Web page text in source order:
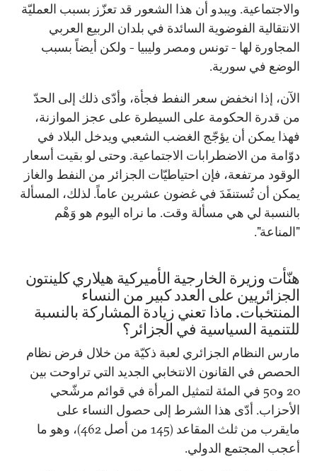
والاجتماعية. ويبدو أن هذا الشعور قد تعزّز بسبب العمليّة
الانتقالية الفوضوية السائدة في بلدان الربيع العربي
المجاورة لها - تونس ومصر وليبيا - ولكن أيضاً بسبب
الوضع في سورية.
الآن، إذا انخفض سعر النفط فجأة، وأدّى ذلك إلى الحدّ
من قدرة الحكومة على السيطرة على عجز الموازنة،
فهذا يمكن أن يؤجّج الغضب الشعبي ويدخل البلاد في
دوّامة من الاضطرابات الاجتماعية. وحتى لو بقيت أسعار
الوقود مرتفعة، فإن احتياطيّات الجزائر من النفط والغاز
يمكن أن تُستنفَدَ في غضون عشرين عاماً. لذلك، المسألة
بالنسبة لي هي مسألة وقت. ما نراه اليوم هو وَهْم
"المناعة".
هنّأت وزيرة الخارجية الأميركية هيلاري كلينتون
الجزائريين على العدد كبير من النساء
المنتخبات. ماذا تعني زيادة المشاركة بالنسبة
للتنمية السياسية في الجزائر؟
مارس النظام الجزائري لعبة ذكيّة من خلال فرض نظام
الحصص في القانون الانتخابي الجديد التي تراوحت بين
20 و50 في المئة لتمثيل المرأة في قوائم مرشّحي
الأحزاب. أدّى هذا الشرط إلى حصول النساء على
مايقرب من ثلث المقاعد (145 من أصل 462)، وهو ما
أعجب المجتمع الدولي.